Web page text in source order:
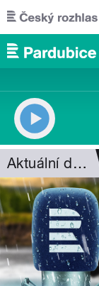
Přejít k hlavnímu
Aktuální dění